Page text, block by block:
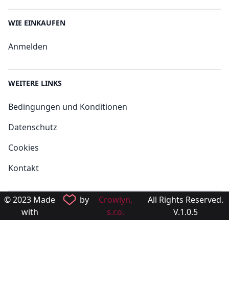
WIE EINKAUFEN
Anmelden
WEITERE LINKS
Bedingungen und Konditionen
Datenschutz
Cookies
Kontakt
© 2023 Made
with
by
Crowlyn,
s.r.o.
All Rights Reserved.
V.1.0.5